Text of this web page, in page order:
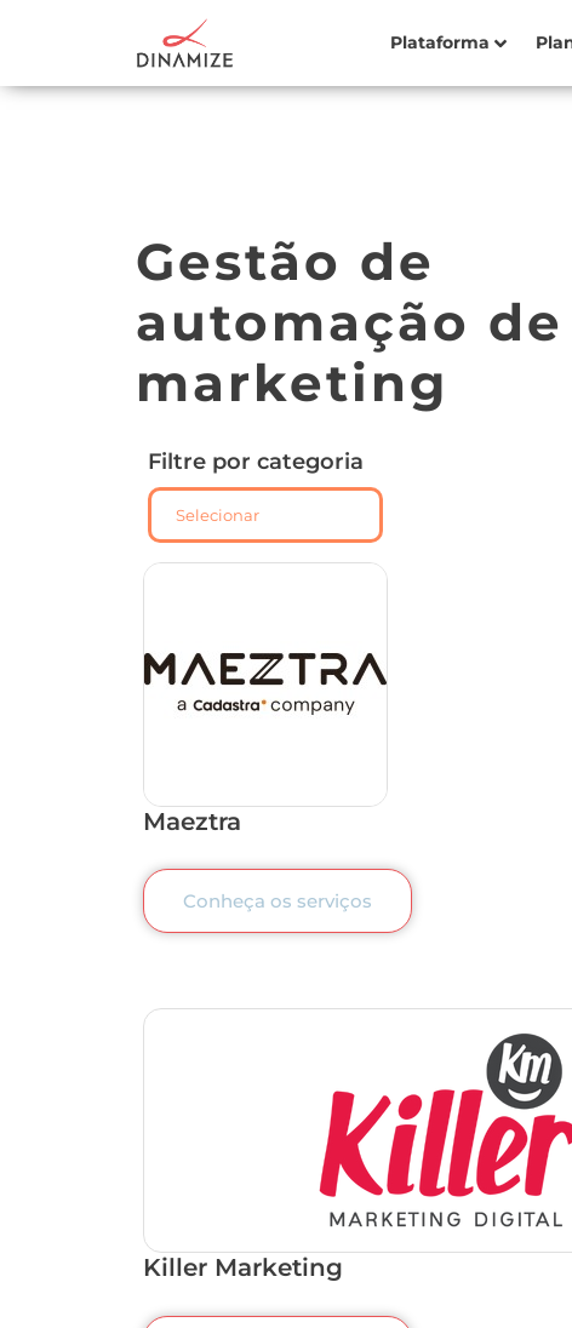
Plataforma
Gestão de
automação de
marketing
Filtre por categoria
Selecionar
Maeztra
Conheça os serviços
Killer Marketing